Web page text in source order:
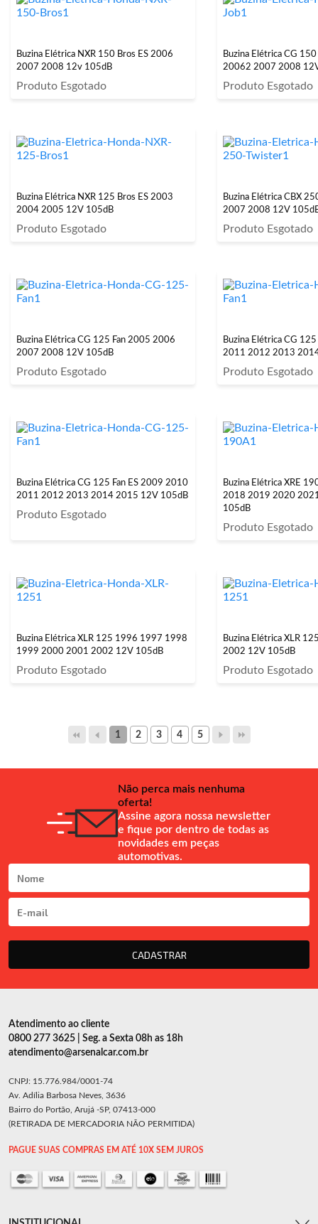
Buzina Elétrica NXR 150 Bros ES 2006
2007 2008 12v 105dB
Produto Esgotado
Buzina Elétrica CG
20062 2007 2008
Produto Esgotado
Buzina Elétrica NXR 125 Bros ES 2003
2004 2005 12V 105dB
Produto Esgotado
Buzina Elétrica CBX
2007 2008 12V
Produto Esgotado
Buzina Elétrica CG 125 Fan 2005 2006
2007 2008 12V 105dB
Produto Esgotado
Buzina Elétrica CG
2011 2012 2013
Produto Esgotado
Buzina Elétrica CG 125 Fan ES 2009 2010
2011 2012 2013 2014 2015 12V 105dB
Produto Esgotado
Buzina Elétrica XRE
2018 2019 2020
105dB
Produto Esgotado
Buzina Elétrica XLR 125 1996 1997 1998
1999 2000 2001 2002 12V 105dB
Produto Esgotado
Buzina Elétrica XLR
2002 12V 105dB
Produto Esgotado
1 2 3 4 5
Não perca mais nenhuma
oferta!
Assine agora nossa newsletter
e fique por dentro de todas as
novidades em peças
automotivas.
CADASTRAR
Atendimento ao cliente
0800 277 3625 | Seg. a Sexta 08h as 18h
atendimento@arsenalcar.com.br
CNPJ: 15.776.984/0001-74
Av. Adília Barbosa Neves, 3636
Bairro do Portão, Arujá -SP, 07413-000
(RETIRADA DE MERCADORIA NÃO PERMITIDA)
PAGUE SUAS COMPRAS EM ATÉ 10X SEM JUROS